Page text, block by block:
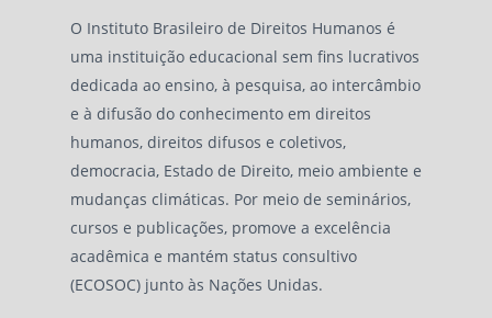
O Instituto Brasileiro de Direitos Humanos é
uma instituição educacional sem fins lucrativos
dedicada ao ensino, à pesquisa, ao intercâmbio
e à difusão do conhecimento em direitos
humanos, direitos difusos e coletivos,
democracia, Estado de Direito, meio ambiente e
mudanças climáticas. Por meio de seminários,
cursos e publicações, promove a excelência
acadêmica e mantém status consultivo
(ECOSOC) junto às Nações Unidas.